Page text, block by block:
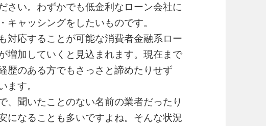
さい。わずかでも低金利なローン会社に
ャッシングをしたいものです。
対応することが可能な消費者金融系ロー
増加していくと見込まれます。現在まで
歴のある方でもさっさと諦めたりせず
す。
、聞いたことのない名前の業者だったり
になることも多いですよね。そんな状況